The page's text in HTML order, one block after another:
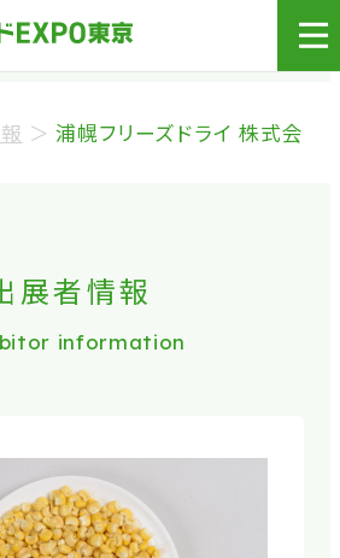
場への入場には
登録が必要です。
方や一般の方のご来場は固くお
＞ 浦幌フリーズドライ 株式会
展者情報
information